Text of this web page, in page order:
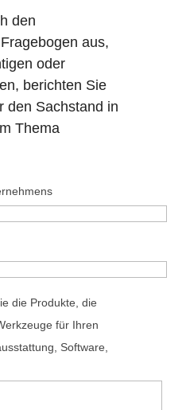
den
aus,
oder
berichten Sie
den Sachstand in
Thema
die Produkte, die
für Ihren
Software,